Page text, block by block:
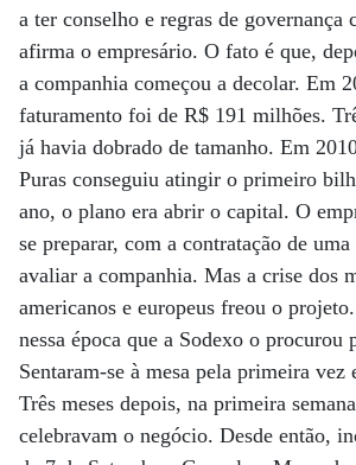
a ter conselho e regras de governança
afirma o empresário. O fato é que,
a companhia começou a decolar. Em
faturamento foi de R$ 191 milhões.
já havia dobrado de tamanho. Em
Puras conseguiu atingir o primeiro
ano, o plano era abrir o capital. O
se preparar, com a contratação de
avaliar a companhia. Mas a crise dos
americanos e europeus freou o
nessa época que a Sodexo o procurou
Sentaram-se à mesa pela primeira vez
Três meses depois, na primeira
celebravam o negócio. Desde então,